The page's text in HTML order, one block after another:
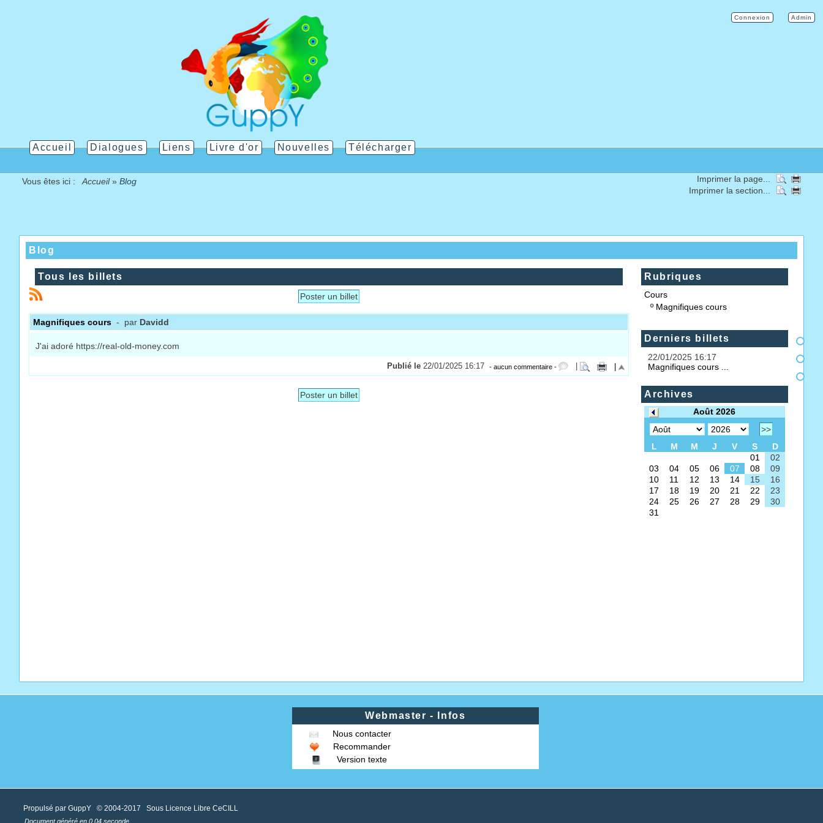
Admin
Accueil
Connexion
Dialogues Liens Livre d'or Nouvelles Télécharger
Vous êtes ici : Accueil» Blog
Imprimer la page...
Imprimer la section...
Blog
Tous les billets
Poster un billet
Magnifiques cours - par Davidd
J'ai adoré https://real-old-money.com
Publié le 22/01/2025 16:17 - aucun commentaire -
Poster un billet
Rubriques
Cours
º Magnifiques cours
Derniers billets
22/01/2025 16:17
Magnifiques cours ...
Archives
Août 2026
>>
L
M M J V S
D
01
02
03
04 05 06 07 08
09
10
11 12 13 14 15
16
17
18 19 20 21 22
23
24
25 26 27 28 29
30
31
Webmaster - Infos
Nous contacter
Recommander
Version texte
Propulsé par GuppY © 2004-2017 Sous Licence Libre CeCILL
Document généré en 0.04 seconde